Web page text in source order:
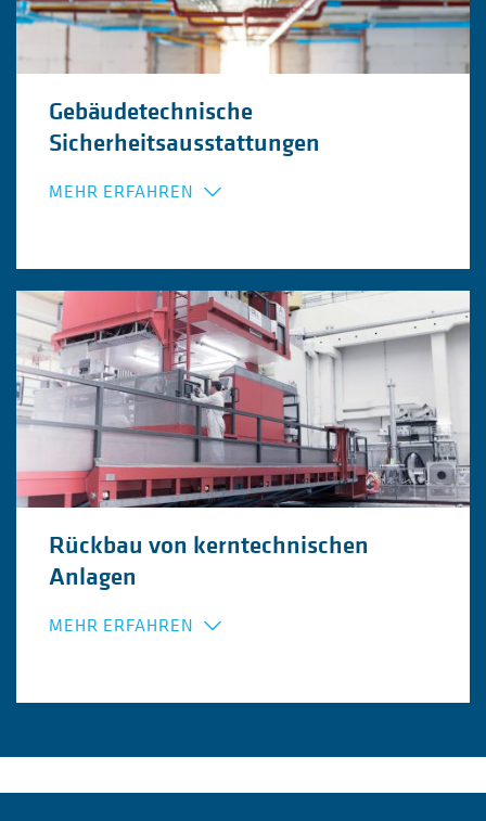
Übernahme von Beauftragten-Funktionen
Dokumentation & Nachweisführung
Gebäudetechnische
Sicherheitsausstattungen
MEHR ERFAHREN
Rückbau von kerntechnischen
Anlagen
MEHR ERFAHREN